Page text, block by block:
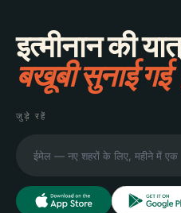
इत्मीनान की
बखूबी सुनाई
जुड़े रहें